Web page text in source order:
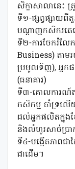
សិក្ខាសាលានេះ
ទី១-ផ្សព្វផ្សាយ
បណ្តាញកសិករតេ
ទី២-ការចែករំល
Business) តាមរ
ប្រមូលទិញ), អ្នក
(ធនាគារ)
ទី៣-គោលការណ៍ឥ
កសិកម្ម គាំទ្រលើ
ដល់អ្នកផលិតក្នុងខ្
និងលំហូរសាច់ប្រា
ទី៤-បង្កើតភាពជ
ជាដើម។